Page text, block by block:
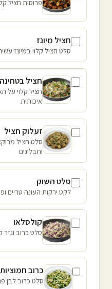
פרוסות חציל
חציל מיונז
סלט חציל קלוי במיונז
חציל בטחינה
חציל קלוי על
איכותית
זעלוק חציל
סלט חציל
ותבלינים
סלט השוק
לקט ירקות העונה טריים
קולסלאו
סלט כרוב וגזר
כרוב חמוציות
סלט כרוב לבן